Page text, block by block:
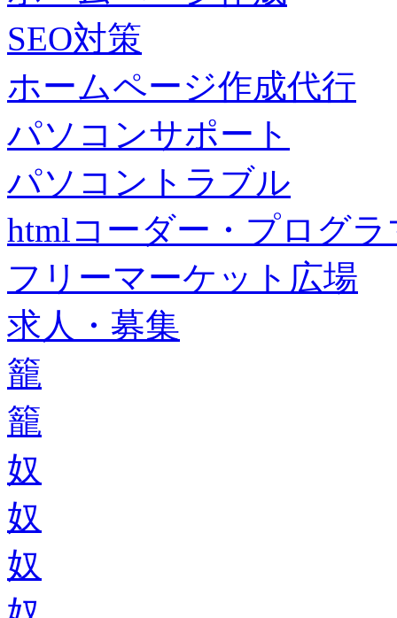
SEO対策
ホームページ作成代行
パソコンサポート
パソコントラブル
htmlコーダー・プログラ
フリーマーケット広場
求人・募集
籠
籠
奴
奴
奴